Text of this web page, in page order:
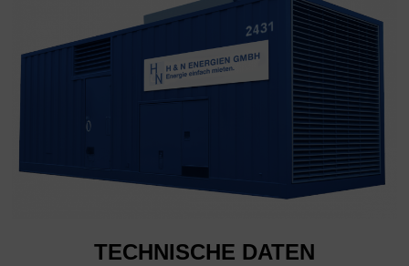
TECHNISCHE DATEN